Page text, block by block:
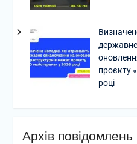
проєкту
році
Архів повідомлень